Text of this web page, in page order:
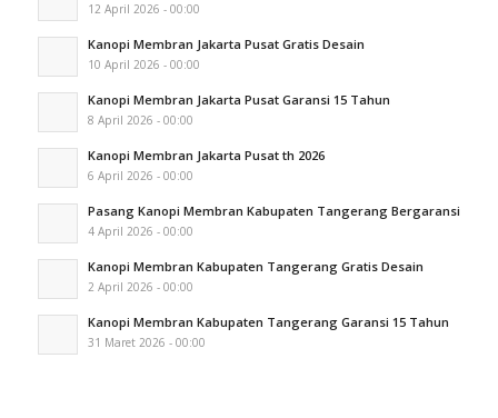
12 April 2026 - 00:00
Kanopi Membran Jakarta Pusat Gratis Desain
10 April 2026 - 00:00
Kanopi Membran Jakarta Pusat Garansi 15 Tahun
8 April 2026 - 00:00
Kanopi Membran Jakarta Pusat th 2026
6 April 2026 - 00:00
Pasang Kanopi Membran Kabupaten Tangerang Bergaransi
4 April 2026 - 00:00
Kanopi Membran Kabupaten Tangerang Gratis Desain
2 April 2026 - 00:00
Kanopi Membran Kabupaten Tangerang Garansi 15 Tahun
31 Maret 2026 - 00:00